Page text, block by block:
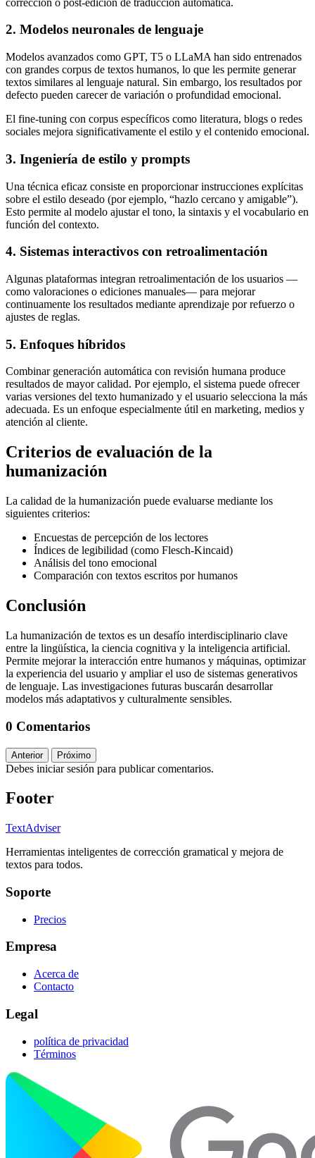
2. Modelos neuronales de lenguaje
Modelos avanzados como GPT, T5 o LLaMA han sido entrenados
con grandes corpus de textos humanos, lo que les permite generar
textos similares al lenguaje natural. Sin embargo, los resultados por
defecto pueden carecer de variación o profundidad emocional.
El fine-tuning con corpus específicos como literatura, blogs o redes
sociales mejora significativamente el estilo y el contenido emocional.
3. Ingeniería de estilo y prompts
Una técnica eficaz consiste en proporcionar instrucciones explícitas
sobre el estilo deseado (por ejemplo, “hazlo cercano y amigable”).
Esto permite al modelo ajustar el tono, la sintaxis y el vocabulario en
función del contexto.
4. Sistemas interactivos con retroalimentación
Algunas plataformas integran retroalimentación de los usuarios —
como valoraciones o ediciones manuales— para mejorar
continuamente los resultados mediante aprendizaje por refuerzo o
ajustes de reglas.
5. Enfoques híbridos
Combinar generación automática con revisión humana produce
resultados de mayor calidad. Por ejemplo, el sistema puede ofrecer
varias versiones del texto humanizado y el usuario selecciona la más
adecuada. Es un enfoque especialmente útil en marketing, medios y
atención al cliente.
Criterios de evaluación de la
humanización
La calidad de la humanización puede evaluarse mediante los
siguientes criterios:
Encuestas de percepción de los lectores
Índices de legibilidad (como Flesch-Kincaid)
Análisis del tono emocional
Comparación con textos escritos por humanos
Conclusión
La humanización de textos es un desafío interdisciplinario clave
entre la lingüística, la ciencia cognitiva y la inteligencia artificial.
Permite mejorar la interacción entre humanos y máquinas, optimizar
la experiencia del usuario y ampliar el uso de sistemas generativos
de lenguaje. Las investigaciones futuras buscarán desarrollar
modelos más adaptativos y culturalmente sensibles.
0 Comentarios
Anterior Próximo
Debes iniciar sesión para publicar comentarios.
Footer
TextAdviser
Herramientas inteligentes de corrección gramatical y mejora de
textos para todos.
Soporte
Precios
Empresa
Acerca de
Contacto
Legal
política de privacidad
Términos